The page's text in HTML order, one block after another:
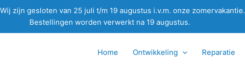
Wij zijn gesloten van 25 juli t/m 19 augustus i.v.m. onze zomervakantie.
Bestellingen worden verwerkt na 19 augustus.
Home Ontwikkeling Reparatie